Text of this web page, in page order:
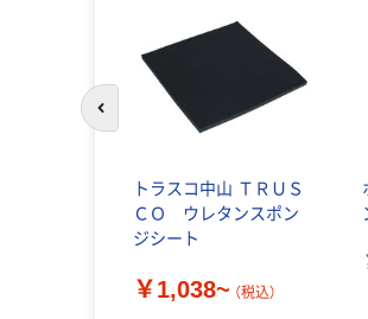
トラスコ中山 ＴＲＵＳ
ＣＯ ウレタンスポン
ジシート
￥1,038~ （税込）
前のスライドへ